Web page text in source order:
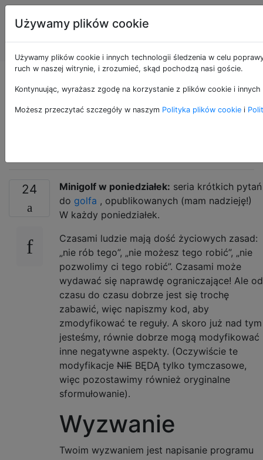
Programowanie
puzzli i Code
Golf
Monday Mini-Golf #
5: <s> Don't </s>
24 Minigolf w poniedziałek: seria krótkich pytań
do golfa , opublikowanych (mam nadzieję!)
W każdy poniedziałek.
Czasami ludzie mają dość życiowych zasad:
„nie rób tego”, „nie możesz tego robić”, „nie
pozwolimy ci tego robić”. Czasami może
wydawać się naprawdę ograniczające! Ale od
czasu do czasu dobrze jest się trochę
zabawić, więc napiszmy kod, aby
zmodyfikować te reguły. A skoro już nad tym
jesteśmy, równie dobrze mogą modyfikować
inne negatywne aspekty. (Oczywiście te
modyfikacje NIE BĘDĄ tylko tymczasowe,
więc pozostawimy również oryginalne
sformułowanie).
Wyzwanie
Twoim wyzwaniem jest napisanie programu
Używamy plików cookie
Używamy plików cookie i innych technologii śledzenia w celu
ruch w naszej witrynie, i zrozumieć, skąd pochodzą nasi goście.
Kontynuując, wyrażasz zgodę na korzystanie z plików cookie i
Możesz przeczytać szczegóły w naszym Polityka plików cookie i